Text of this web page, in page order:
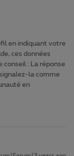
en indiquant votre
ces données
: La réponse
la comme
en